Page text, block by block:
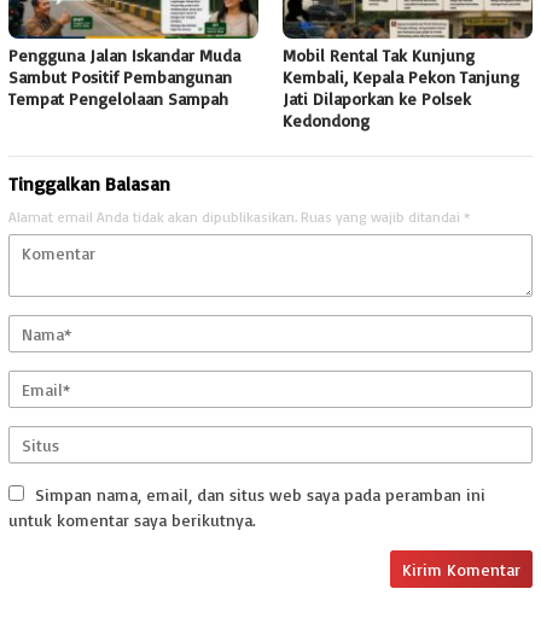
Pengguna Jalan Iskandar Muda
Sambut Positif Pembangunan
Tempat Pengelolaan Sampah
Mobil Rental Tak Kunjung
Kembali, Kepala Pekon Tanjung
Jati Dilaporkan ke Polsek
Kedondong
Tinggalkan Balasan
Alamat email Anda tidak akan dipublikasikan. Ruas yang wajib ditandai *
Simpan nama, email, dan situs web saya pada peramban ini
untuk komentar saya berikutnya.